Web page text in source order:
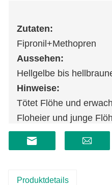
Zutaten:
Fipronil+Methopren
Aussehen:
Hellgelbe bis
Hinweise:
Tötet Flöhe und
Floheier und junge
Produktdetails